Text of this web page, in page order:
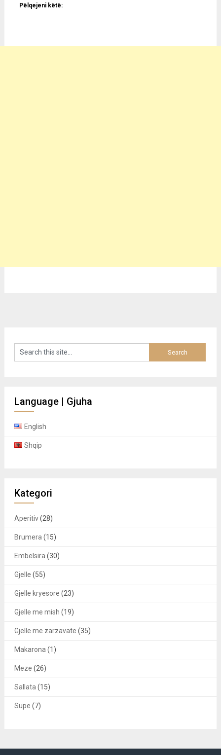
Pëlqejeni këtë:
Language | Gjuha
English
Shqip
Kategori
Aperitiv(28)
Brumera(15)
Embelsira(30)
Gjelle (55)
Gjelle kryesore (23)
Gjelle me mish (19)
Gjelle me zarzavate (35)
Makarona(1)
Meze (26)
Sallata(15)
Supe (7)